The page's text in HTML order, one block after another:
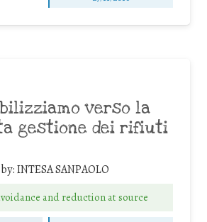
verso la
gestione dei rifiuti
by:INTESA SANPAOLO
and reduction at source